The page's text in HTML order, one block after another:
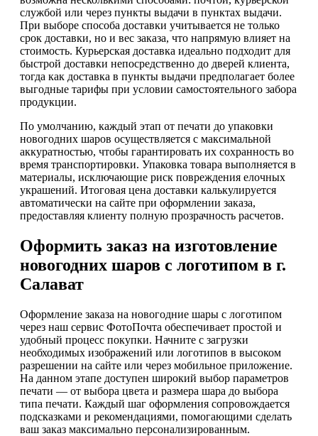
службой или через пункты выдачи в пунктах выдачи.
При выборе способа доставки учитывается не только
срок доставки, но и вес заказа, что напрямую влияет на
стоимость. Курьерская доставка идеально подходит для
быстрой доставки непосредственно до дверей клиента,
тогда как доставка в пункты выдачи предполагает более
выгодные тарифы при условии самостоятельного забора
продукции.
По умолчанию, каждый этап от печати до упаковки
новогодних шаров осуществляется с максимальной
аккуратностью, чтобы гарантировать их сохранность во
время транспортировки. Упаковка товара выполняется в
материалы, исключающие риск повреждения елочных
украшений. Итоговая цена доставки калькулируется
автоматически на сайте при оформлении заказа,
предоставляя клиенту полную прозрачность расчетов.
Оформить заказ на изготовление
новогодних шаров с логотипом в г.
Салават
Оформление заказа на новогодние шары с логотипом
через наш сервис ФотоПочта обеспечивает простой и
удобный процесс покупки. Начните с загрузки
необходимых изображений или логотипов в высоком
разрешении на сайте или через мобильное приложение.
На данном этапе доступен широкий выбор параметров
печати — от выбора цвета и размера шара до выбора
типа печати. Каждый шаг оформления сопровождается
подсказками и рекомендациями, помогающими сделать
ваш заказ максимально персонализированным.